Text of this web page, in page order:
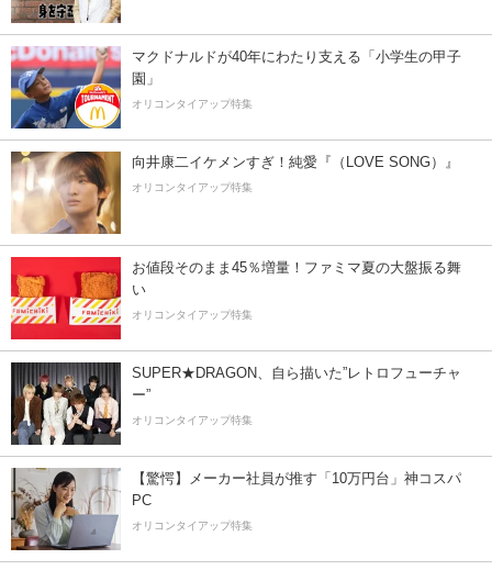
マクドナルドが40年にわたり支える「小学生の甲子
園」
オリコンタイアップ特集
向井康二イケメンすぎ！純愛『（LOVE SONG）』
オリコンタイアップ特集
お値段そのまま45％増量！ファミマ夏の大盤振る舞
い
オリコンタイアップ特集
SUPER★DRAGON、自ら描いた”レトロフューチャ
ー”
オリコンタイアップ特集
【驚愕】メーカー社員が推す「10万円台」神コスパ
PC
オリコンタイアップ特集